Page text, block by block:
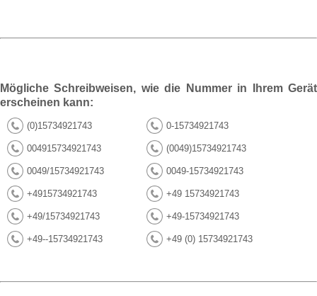
Mögliche Schreibweisen, wie die Nummer in Ihrem Gerät
erscheinen kann:
(0)15734921743 0-15734921743
004915734921743 (0049)15734921743
0049/15734921743 0049-15734921743
+4915734921743 +49 15734921743
+49/15734921743 +49-15734921743
+49--15734921743 +49 (0) 15734921743